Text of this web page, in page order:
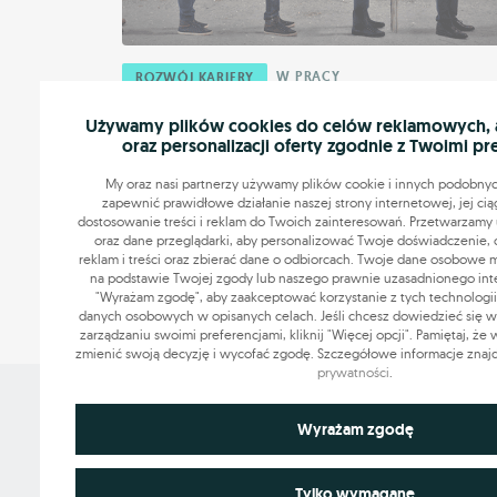
ROZWÓJ KARIERY W PRACY
Czas na zmianę. Jak się
Brak motywacji do wykonywania swoich
odczuwanie permanentnego stresu, poczucie braku
progresu czy braku satysfakcji ze zrealizowanych
mogą ...
05.02.2020 4 min.
61-872 Poznań
Używamy plików cookies do celów reklamowych,
oraz personalizacji oferty zgodnie z Twoimi
My oraz nasi partnerzy używamy plików cookie i innych
zapewnić prawidłowe działanie naszej strony internetowej, jej
dostosowanie treści i reklam do Twoich zainteresowań.
oraz dane przeglądarki, aby personalizować Twoje doświadczenie,
reklam i treści oraz zbierać dane o odbiorcach. Twoje dane osobowe
na podstawie Twojej zgody lub naszego prawnie uzasadnionego
"Wyrażam zgodę", aby zaakceptować korzystanie z tych
danych osobowych w opisanych celach. Jeśli chcesz dowiedzieć się
zarządzaniu swoimi preferencjami, kliknij "Więcej opcji". Pamiętaj, że
zmienić swoją decyzję i wycofać zgodę. Szczegółowe informacje
prywatności.
Niezbędne do funkcjonowania strony
Technicznie niezbędne pliki cookie odgrywają kluczową rolę w
prawidłowego działania strony internetowej. Obejmują one
Wyrażam zgodę